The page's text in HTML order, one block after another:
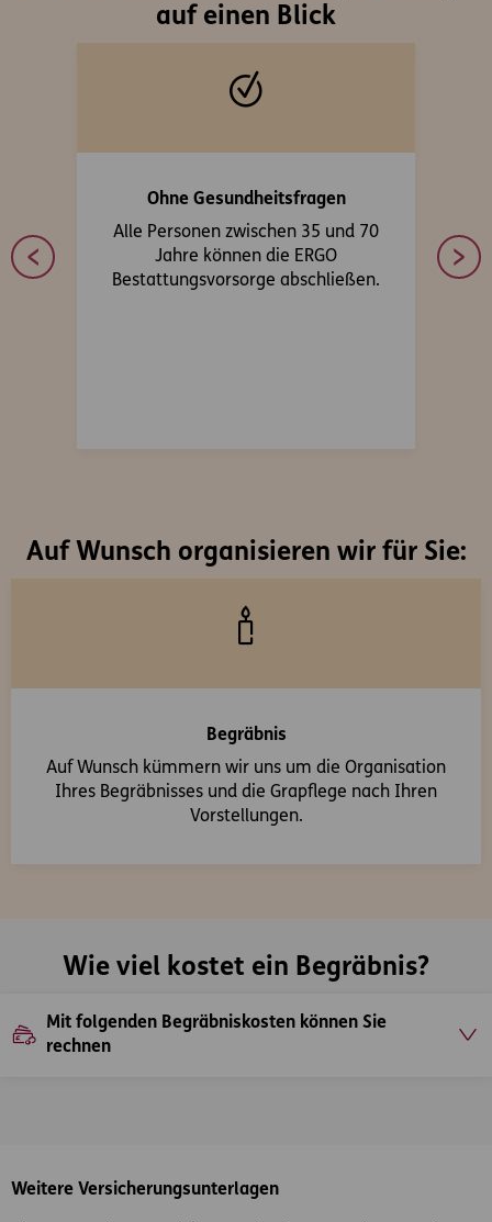
auf einen Blick
Ohne Gesundheitsfragen
Alle Personen zwischen 35 und 70
Jahre können die ERGO
Bestattungsvorsorge abschließen.
Auf Wunsch organisieren wir für Sie:
Begräbnis
Auf Wunsch kümmern wir uns um die Organisation
Ihres Begräbnisses und die Grapflege nach Ihren
Vorstellungen.
Wie viel kostet ein Begräbnis?
Mit folgenden Begräbniskosten können Sie
rechnen
Weitere Versicherungsunterlagen